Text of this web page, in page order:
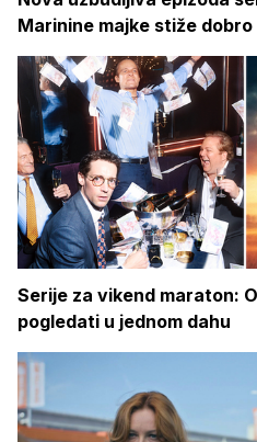
Marinine majke stiže
Serije za vikend maraton:
pogledati u jednom dahu